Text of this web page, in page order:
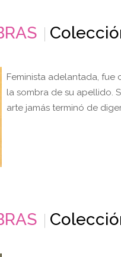
Feminista adelantada, fue
la sombra de su apellido.
arte jamás terminó de